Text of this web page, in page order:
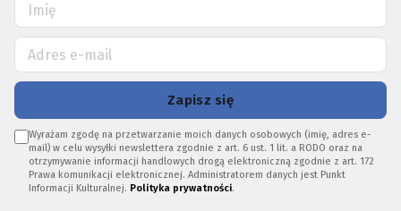
Zapisz się
Wyrażam zgodę na przetwarzanie moich danych osobowych (imię, adres e-
mail) w celu wysyłki newslettera zgodnie z art. 6 ust. 1 lit. a RODO oraz na
otrzymywanie informacji handlowych drogą elektroniczną zgodnie z art. 172
Prawa komunikacji elektronicznej. Administratorem danych jest Punkt
Informacji Kulturalnej. Polityka prywatności.